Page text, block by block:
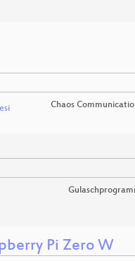
Chaos
Pi Zero W